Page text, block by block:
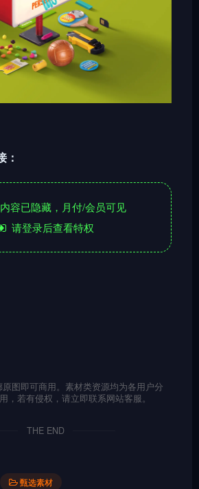
：
容已隐藏，月付/会员可见
请登录后查看特权
图即可商用。素材类资源均为各用户分
，若有侵权，请立即联系网站客服。
THE END
甄选素材